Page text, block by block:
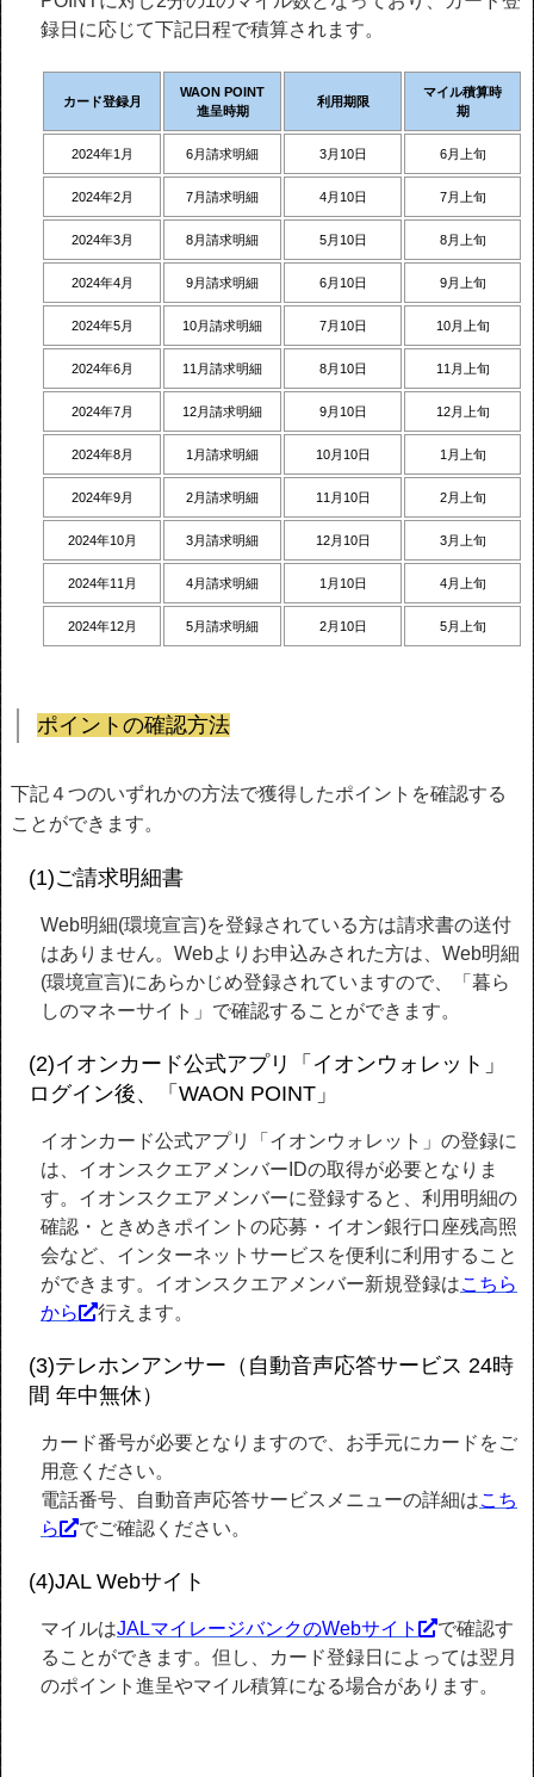
録日に応じて下記日程で積算されます。
カード登録月
WAON POINT
進呈時期
利用期限
マイル積算時
期
2024年1月 6月請求明細 3月10日 6月上旬
2024年2月 7月請求明細 4月10日 7月上旬
2024年3月 8月請求明細 5月10日 8月上旬
2024年4月 9月請求明細 6月10日 9月上旬
2024年5月 10月請求明細 7月10日 10月上旬
2024年6月 11月請求明細 8月10日 11月上旬
2024年7月 12月請求明細 9月10日 12月上旬
2024年8月 1月請求明細 10月10日 1月上旬
2024年9月 2月請求明細 11月10日 2月上旬
2024年10月 3月請求明細 12月10日 3月上旬
2024年11月 4月請求明細 1月10日 4月上旬
2024年12月 5月請求明細 2月10日 5月上旬
ポイントの確認方法
下記４つのいずれかの方法で獲得したポイントを確認する
ことができます。
(1)ご請求明細書
Web明細(環境宣言)を登録されている方は請求書の送付
はありません。Webよりお申込みされた方は、Web明細
(環境宣言)にあらかじめ登録されていますので、「暮ら
しのマネーサイト」で確認することができます。
(2)イオンカード公式アプリ「イオンウォレット」
ログイン後、「WAON POINT」
イオンカード公式アプリ「イオンウォレット」の登録に
は、イオンスクエアメンバーIDの取得が必要となりま
す。イオンスクエアメンバーに登録すると、利用明細の
確認・ときめきポイントの応募・イオン銀行口座残高照
会など、インターネットサービスを便利に利用すること
ができます。イオンスクエアメンバー新規登録はこちら
から
行えます。
(3)テレホンアンサー（自動音声応答サービス 24時
間 年中無休）
カード番号が必要となりますので、お手元にカードをご
用意ください。
電話番号、自動音声応答サービスメニューの詳細はこち
ら
でご確認ください。
(4)JAL Webサイト
マイルはJALマイレージバンクのWebサイト
で確認す
ることができます。但し、カード登録日によっては翌月
のポイント進呈やマイル積算になる場合があります。